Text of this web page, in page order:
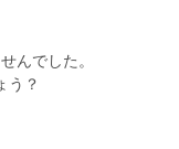
んでした。
う？